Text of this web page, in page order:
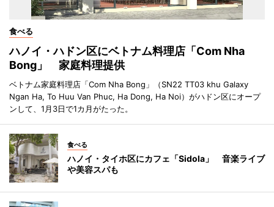
食べる
ハノイ・ハドン区にベトナム料理店「Com Nha
Bong」 家庭料理提供
ベトナム家庭料理店「Com Nha Bong」（SN22 TT03 khu Galaxy
Ngan Ha, To Huu Van Phuc, Ha Dong, Ha Noi）がハドン区にオープ
ンして、1月3日で1カ月がたった。
食べる
ハノイ・タイホ区にカフェ「Sidola」 音楽ライブ
や美容スパも